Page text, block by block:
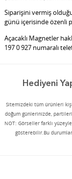
Siparişini vermiş
günü içerisinde özenli
Açacaklı Magnetler
197 0 927 numaralı
Hediyeni
Sitemizdeki tüm ürünleri
doğum günlerinizde,
NOT: Görseller farklı
gösterebilir.Bu